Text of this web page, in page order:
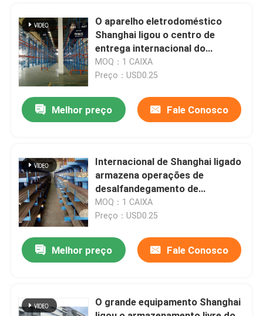
Sobre nós
Visita à fábrica
Controle de qualidade
Contacte-nos
Notícias
Solicite um orçamento
Armazém ligado de Shanghai
O aparelho eletrodoméstico
Shanghai ligou o centro de
entrega internacional do
transbordamento do armazém
MOQ：1 CAIXA
Preço：USD0.25
Melhor preço Fale Conosco
Internacional de Shanghai ligado
armazena operações de
desalfandegamento de
classificação de valor
acrescentado dos serviços
MOQ：1 CAIXA
Preço：USD0.25
Melhor preço Fale Conosco
O grande equipamento Shanghai